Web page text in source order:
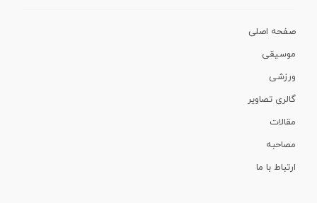
صفحه اصلی
موسیقی
ورزشی
گالری تصاویر
مقالات
مصاحبه
ارتباط با ما